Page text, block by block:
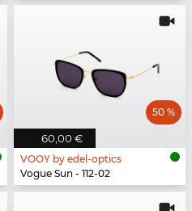
60,00 €
50 %
VOOY by edel-optics
Vogue Sun - 112-02